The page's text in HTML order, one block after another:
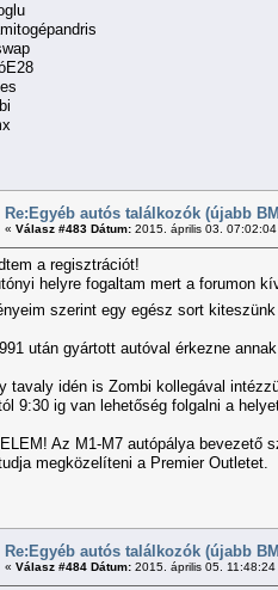
Re:Egyéb autós találkozók (újabb
« Válasz #483 Dátum: 2015. április 03.
a regisztrációt!
helyre fogaltam mert a forumon
szerint egy egész sort
után gyártott autóval érkezne
tavaly idén is Zombi kollegával
9:30 ig van lehetőség folgalni a
Az M1-M7 autópálya bevezető
megközelíteni a Premier Outletet.
Re:Egyéb autós találkozók (újabb
« Válasz #484 Dátum: 2015. április 05. 11:48:24